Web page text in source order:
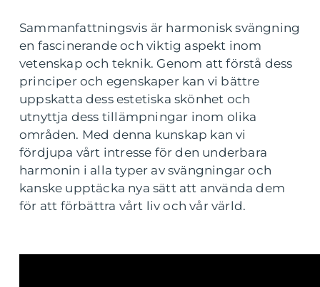
Sammanfattningsvis är harmonisk svängning
en fascinerande och viktig aspekt inom
vetenskap och teknik. Genom att förstå dess
principer och egenskaper kan vi bättre
uppskatta dess estetiska skönhet och
utnyttja dess tillämpningar inom olika
områden. Med denna kunskap kan vi
fördjupa vårt intresse för den underbara
harmonin i alla typer av svängningar och
kanske upptäcka nya sätt att använda dem
för att förbättra vårt liv och vår värld.